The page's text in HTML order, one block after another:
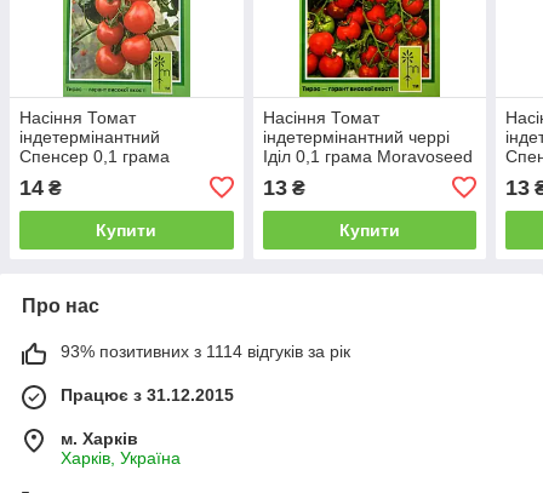
Насіння Томат
індетермінантний
Спенсер 0,1 грама
14 ₴
Купити
Насіння Томат
індетермінантний черрі
Іділ 0,1 грама Moravoseed
13₴
Купити
13
Про нас
93% позитивних з 1114 відгуків за рік
Працює з 31.12.2015
м. Харків
Харків, Україна